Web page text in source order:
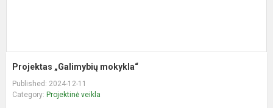
Projektas „Galimybių mokykla“
Published: 2024-12-11
Category: Projektinė veikla